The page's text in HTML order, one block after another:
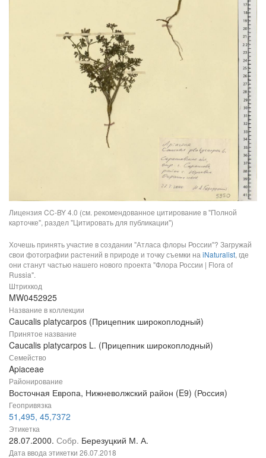
Лицензия CC-BY 4.0 (см. рекомендованное цитирование в "Полной
карточке", раздел "Цитировать для публикации")
Хочешь принять участие в создании "Атласа флоры России"? Загружай
свои фотографии растений в природе и точку съемки на iNaturalist, где
они станут частью нашего нового проекта "Флора России | Flora of
Russia".
Штрихкод
MW0452925
Название в коллекции
Caucalis platycarpos (Прицепник широкоплодный)
Принятое название
Caucalis platycarpos L. (Прицепник широкоплодный)
Семейство
Apiaceae
Районирование
Восточная Европа, Нижневолжский район (E9) (Россия)
Геопривязка
51,495, 45,7372
Этикетка
28.07.2000. Собр. Березуцкий М. А.
Дата ввода этикетки 26.07.2018